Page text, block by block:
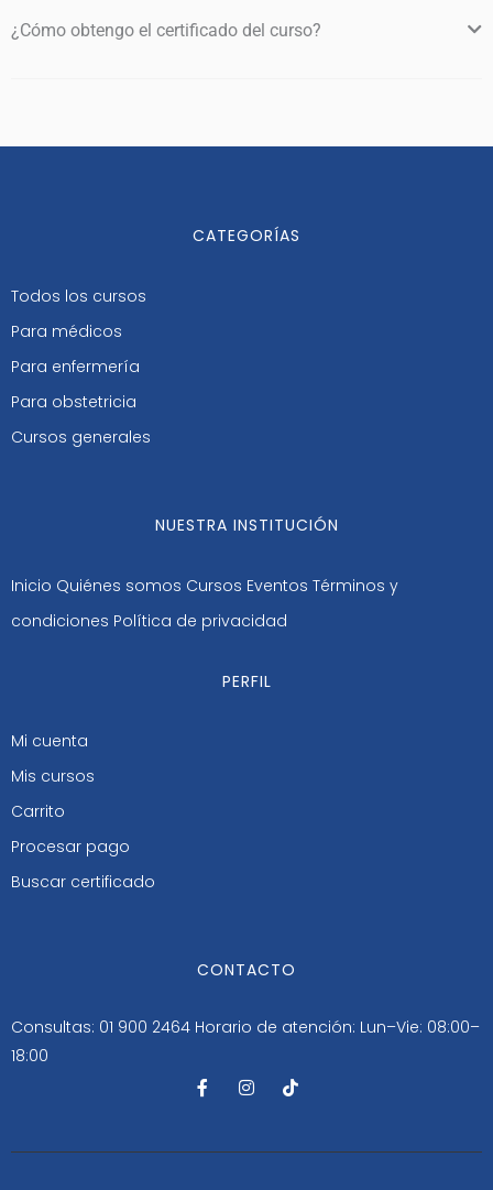
¿Cómo obtengo el certificado del curso?
CATEGORÍAS
Todos los cursos
Para médicos
Para enfermería
Para obstetricia
Cursos generales
NUESTRA INSTITUCIÓN
Inicio Quiénes somos Cursos Eventos Términos y
condiciones Política de privacidad
PERFIL
Mi cuenta
Mis cursos
Carrito
Procesar pago
Buscar certificado
CONTACTO
Consultas: 01 900 2464 Horario de atención: Lun–Vie: 08:00–
18:00
F
a
b
I
n
a
T
i
o